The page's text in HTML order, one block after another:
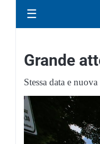
☰
Grande
Stessa data e